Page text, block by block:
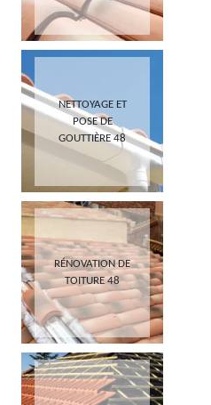
NETTOYAGE ET
POSE DE
GOUTTIÈRE 48
RÉNOVATION DE
TOITURE 48